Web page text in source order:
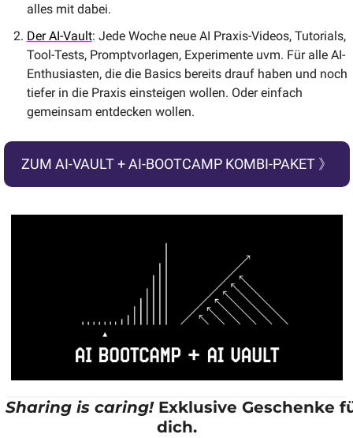
alles mit dabei.
Der AI-Vault: Jede Woche neue AI Praxis-Videos, Tutorials,
Tool-Tests, Promptvorlagen, Experimente uvm. Für alle AI-
Enthusiasten, die die Basics bereits drauf haben und noch
tiefer in die Praxis einsteigen wollen. Oder einfach
gemeinsam entdecken wollen.
ZUM AI-VAULT + AI-BOOTCAMP KOMBI-PAKET 》
Sharing is caring! Exklusive Geschenke
dich.